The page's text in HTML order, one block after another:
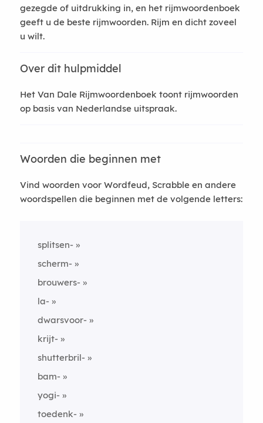
gezegde of uitdrukking in, en het rijmwoordenboek
geeft u de beste rijmwoorden. Rijm en dicht zoveel
u wilt.
Over dit hulpmiddel
Het Van Dale Rijmwoordenboek toont rijmwoorden
op basis van Nederlandse uitspraak.
Woorden die beginnen met
Vind woorden voor Wordfeud, Scrabble en andere
woordspellen die beginnen met de volgende letters:
splitsen-
scherm-
brouwers-
la-
dwarsvoor-
krijt-
shutterbril-
bam-
yogi-
toedenk-